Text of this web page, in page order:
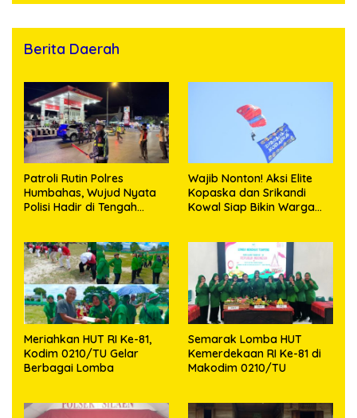
Berita Daerah
Patroli Rutin Polres
Humbahas, Wujud Nyata
Polisi Hadir di Tengah
Wajib Nonton! Aksi Elite
Kopaska dan Srikandi
Kowal Siap Bikin Warga
Meriahkan HUT RI Ke-81,
Kodim 0210/TU Gelar
Berbagai Lomba
Semarak Lomba HUT
Kemerdekaan RI Ke-81 di
Makodim 0210/TU